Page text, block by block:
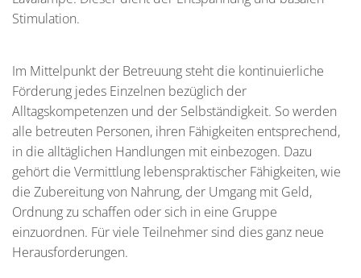
Stimulation.
Im Mittelpunkt der Betreuung steht die kontinuierliche
Förderung jedes Einzelnen bezüglich der
Alltagskompetenzen und der Selbständigkeit. So werden
alle betreuten Personen, ihren Fähigkeiten entsprechend,
in die alltäglichen Handlungen mit einbezogen. Dazu
gehört die Vermittlung lebenspraktischer Fähigkeiten, wie
die Zubereitung von Nahrung, der Umgang mit Geld,
Ordnung zu schaffen oder sich in eine Gruppe
einzuordnen. Für viele Teilnehmer sind dies ganz neue
Herausforderungen.